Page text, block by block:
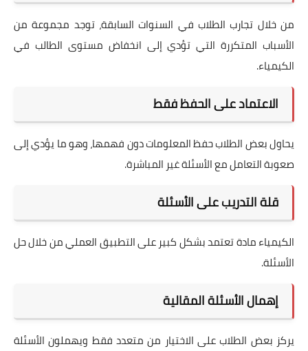
من خلال تجارب الطلاب في السنوات السابقة، توجد مجموعة من
الأسباب المتكررة التي تؤدي إلى انخفاض مستوى الطالب في
الكيمياء.
الاعتماد على الحفظ فقط
يحاول بعض الطلاب حفظ المعلومات دون فهمها، وهو ما يؤدي إلى
صعوبة التعامل مع الأسئلة غير المباشرة.
قلة التدريب على الأسئلة
الكيمياء مادة تعتمد بشكل كبير على التطبيق العملي من خلال حل
الأسئلة.
إهمال الأسئلة المقالية
يركز بعض الطلاب على الاختيار من متعدد فقط ويهملون الأسئلة